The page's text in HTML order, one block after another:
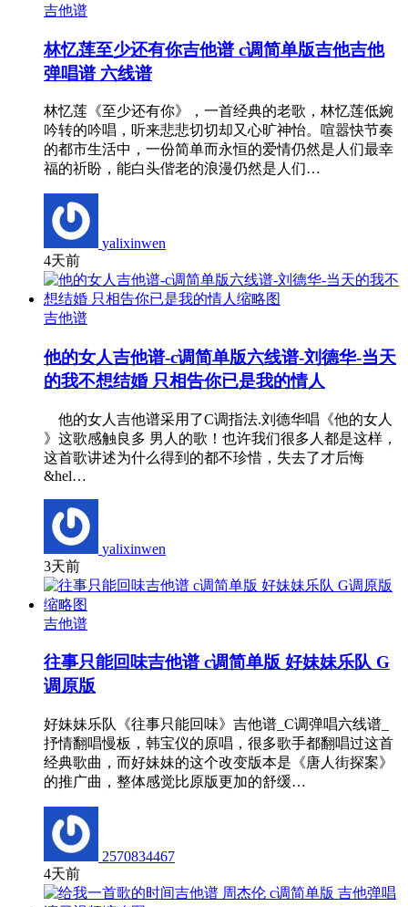
吉他谱
林忆莲至少还有你吉他谱 c调简单版吉他吉他
弹唱谱 六线谱
林忆莲《至少还有你》，一首经典的老歌，林忆莲低婉
吟转的吟唱，听来悲悲切切却又心旷神怡。喧嚣快节奏
的都市生活中，一份简单而永恒的爱情仍然是人们最幸
福的祈盼，能白头偕老的浪漫仍然是人们…
yalixinwen
4天前
吉他谱
他的女人吉他谱-c调简单版六线谱-刘德华-当天
的我不想结婚 只相告你已是我的情人
他的女人吉他谱采用了C调指法.刘德华唱《他的女人
》这歌感触良多 男人的歌！也许我们很多人都是这样，
这首歌讲述为什么得到的都不珍惜，失去了才后悔
&hel…
yalixinwen
3天前
吉他谱
往事只能回味吉他谱 c调简单版 好妹妹乐队 G
调原版
好妹妹乐队《往事只能回味》吉他谱_C调弹唱六线谱_
抒情翻唱慢板，韩宝仪的原唱，很多歌手都翻唱过这首
经典歌曲，而好妹妹的这个改变版本是《唐人街探案》
的推广曲，整体感觉比原版更加的舒缓…
2570834467
4天前